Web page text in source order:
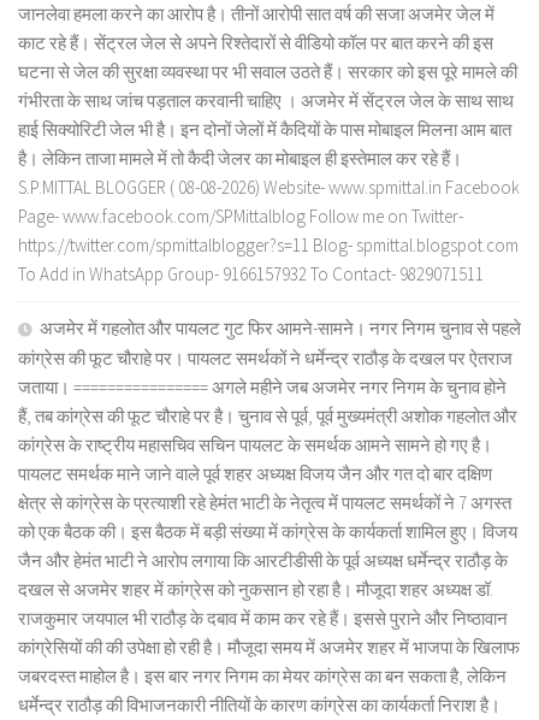
जानलेवा हमला करने का आरोप है। तीनों आरोपी सात वर्ष की सजा अजमेर जेल में
काट रहे हैं। सेंट्रल जेल से अपने रिश्तेदारों से वीडियो कॉल पर बात करने की इस
घटना से जेल की सुरक्षा व्यवस्था पर भी सवाल उठते हैं। सरकार को इस पूरे मामले की
गंभीरता के साथ जांच पड़ताल करवानी चाहिए । अजमेर में सेंट्रल जेल के साथ साथ
हाई सिक्योरिटी जेल भी है। इन दोनों जेलों में कैदियों के पास मोबाइल मिलना आम बात
है। लेकिन ताजा मामले में तो कैदी जेलर का मोबाइल ही इस्तेमाल कर रहे हैं।
S.P.MITTAL BLOGGER ( 08-08-2026) Website- www.spmittal.in Facebook
Page- www.facebook.com/SPMittalblog Follow me on Twitter-
https://twitter.com/spmittalblogger?s=11 Blog- spmittal.blogspot.com
To Add in WhatsApp Group- 9166157932 To Contact- 9829071511
अजमेर में गहलोत और पायलट गुट फिर आमने-सामने। नगर निगम चुनाव से पहले
कांग्रेस की फूट चौराहे पर। पायलट समर्थकों ने धर्मेन्द्र राठौड़ के दखल पर ऐतराज
जताया। ================ अगले महीने जब अजमेर नगर निगम के चुनाव होने
हैं, तब कांग्रेस की फूट चौराहे पर है। चुनाव से पूर्व, पूर्व मुख्यमंत्री अशोक गहलोत और
कांग्रेस के राष्ट्रीय महासचिव सचिन पायलट के समर्थक आमने सामने हो गए है।
पायलट समर्थक माने जाने वाले पूर्व शहर अध्यक्ष विजय जैन और गत दो बार दक्षिण
क्षेत्र से कांग्रेस के प्रत्याशी रहे हेमंत भाटी के नेतृत्व में पायलट समर्थकों ने 7 अगस्त
को एक बैठक की। इस बैठक में बड़ी संख्या में कांग्रेस के कार्यकर्ता शामिल हुए। विजय
जैन और हेमंत भाटी ने आरोप लगाया कि आरटीडीसी के पूर्व अध्यक्ष धर्मेन्द्र राठौड़ के
दखल से अजमेर शहर में कांग्रेस को नुकसान हो रहा है। मौजूदा शहर अध्यक्ष डॉ.
राजकुमार जयपाल भी राठौड़ के दबाव में काम कर रहे हैं। इससे पुराने और निष्ठावान
कांग्रेसियों की की उपेक्षा हो रही है। मौजूदा समय में अजमेर शहर में भाजपा के खिलाफ
जबरदस्त माहोल है। इस बार नगर निगम का मेयर कांग्रेस का बन सकता है, लेकिन
धर्मेन्द्र राठौड़ की विभाजनकारी नीतियों के कारण कांग्रेस का कार्यकर्ता निराश है।